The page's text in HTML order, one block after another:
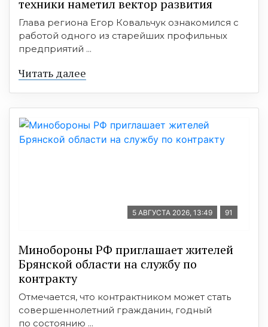
техники наметил вектор развития
Глава региона Егор Ковальчук ознакомился с
работой одного из старейших профильных
предприятий ...
Читать далее
5 АВГУСТА 2026, 13:49 91
Минобoроны РФ приглaшaет житeлeй
Брянской области на службу по
контракту
Отмечается, что контрактником может стать
совершеннолетний гражданин, годный
по состоянию ...